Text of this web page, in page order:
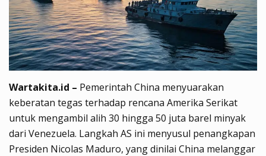
Wartakita.id – Pemerintah China menyuarakan
keberatan tegas terhadap rencana Amerika Serikat
untuk mengambil alih 30 hingga 50 juta barel minyak
dari Venezuela. Langkah AS ini menyusul penangkapan
Presiden Nicolas Maduro, yang dinilai China melanggar